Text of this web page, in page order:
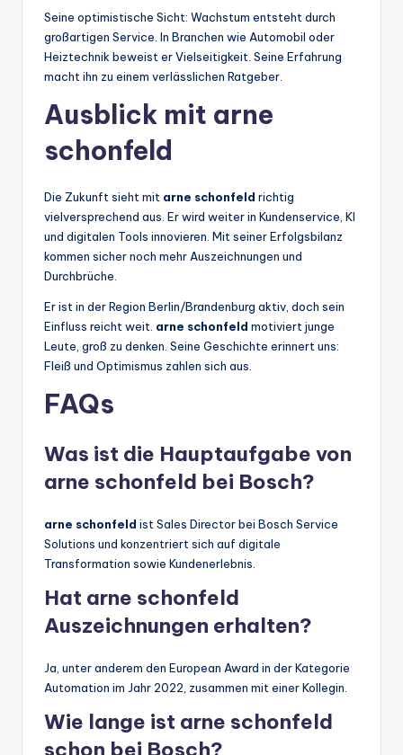
Seine optimistische Sicht: Wachstum entsteht durch
großartigen Service. In Branchen wie Automobil oder
Heiztechnik beweist er Vielseitigkeit. Seine Erfahrung
macht ihn zu einem verlässlichen Ratgeber.
Ausblick mit arne
schonfeld
Die Zukunft sieht mit arne schonfeld richtig
vielversprechend aus. Er wird weiter in Kundenservice, KI
und digitalen Tools innovieren. Mit seiner Erfolgsbilanz
kommen sicher noch mehr Auszeichnungen und
Durchbrüche.
Er ist in der Region Berlin/Brandenburg aktiv, doch sein
Einfluss reicht weit. arne schonfeld motiviert junge
Leute, groß zu denken. Seine Geschichte erinnert uns:
Fleiß und Optimismus zahlen sich aus.
FAQs
Was ist die Hauptaufgabe von
arne schonfeld bei Bosch?
arne schonfeld ist Sales Director bei Bosch Service
Solutions und konzentriert sich auf digitale
Transformation sowie Kundenerlebnis.
Hat arne schonfeld
Auszeichnungen erhalten?
Ja, unter anderem den European Award in der Kategorie
Automation im Jahr 2022, zusammen mit einer Kollegin.
Wie lange ist arne schonfeld
schon bei Bosch?